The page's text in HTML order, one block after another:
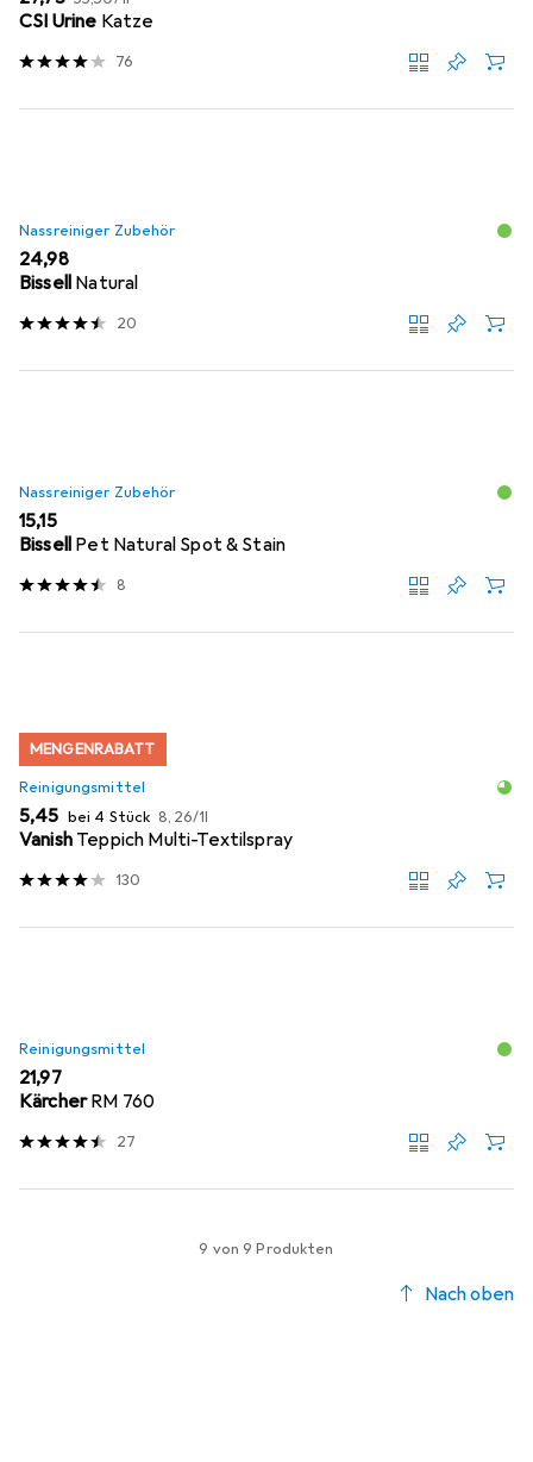
CSI Urine Katze
76
Nassreiniger Zubehör
EUR
24,98
Bissell Natural
20
Nassreiniger Zubehör
EUR
15,15
Bissell Pet Natural Spot & Stain
8
MENGENRABATT
Reinigungsmittel
EUR
5,45 bei 4 Stück EUR
8,26/1l
Vanish Teppich Multi-Textilspray
130
Reinigungsmittel
EUR
21,97
KärcherRM 760
27
9 von 9 Produkten
Nach oben